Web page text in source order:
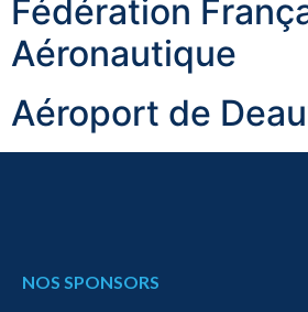
Fédération
Aéronautique
Aéroport de
NOS SPONSORS